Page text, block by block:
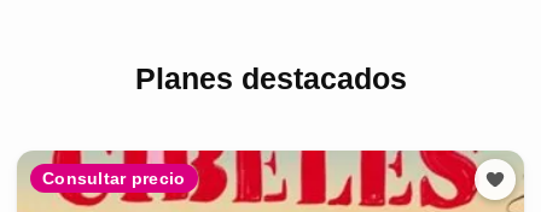
Planes destacados
Consultar precio